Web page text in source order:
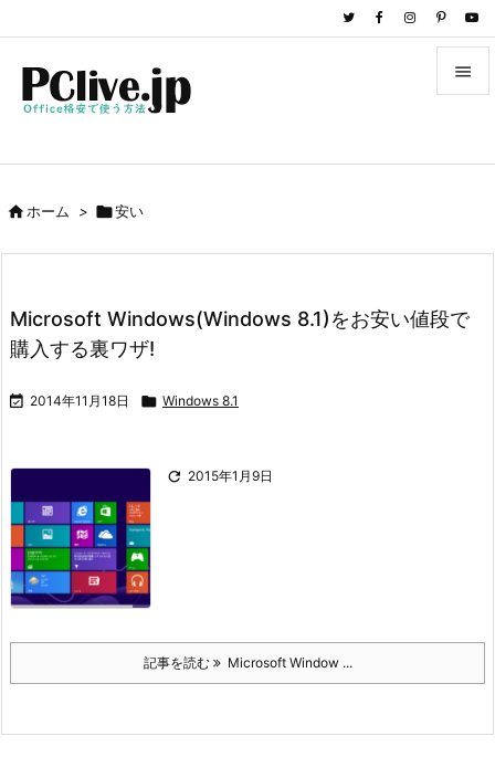

前へ
次へ
ホーム > 安い
Microsoft Windows(Windows 8.1)をお安い値段で
購入する裏ワザ!
 2014年11月18日  Windows 8.1
 2015年1月9日
記事を読む Microsoft Window ...